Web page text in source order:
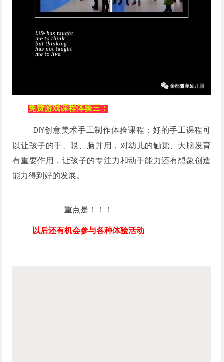
免费游戏课程体验三：
DIY创意美术手工制作体验课程 ：好的手工课程可
以让孩子的手、眼、脑并用，对幼儿的触觉、大脑发育
有重要作用，让孩子的专注力和动手能力还有想象创造
能力得到好的发展。
重点是！！！
以后还有机会参与各种体验活动